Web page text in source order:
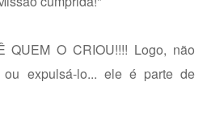
QUEM O CRIOU!!!! Logo, não
ou expulsá-lo... ele é parte de